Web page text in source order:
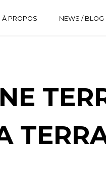
À PROPOS
NEWS / BLOG